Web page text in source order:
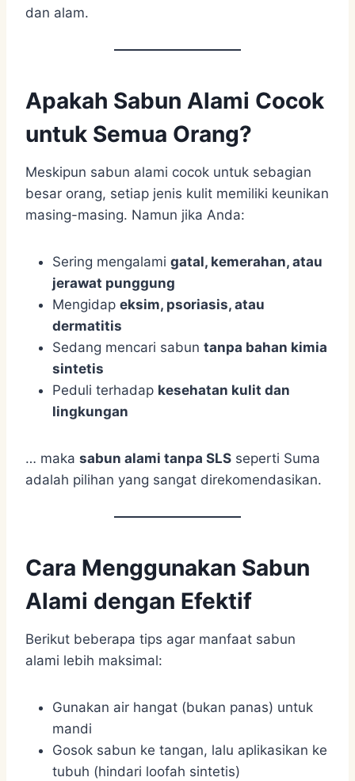
dan alam.
Apakah Sabun Alami Cocok
untuk Semua Orang?
Meskipun sabun alami cocok untuk sebagian
besar orang, setiap jenis kulit memiliki keunikan
masing-masing. Namun jika Anda:
Sering mengalami gatal, kemerahan, atau
jerawat punggung
Mengidap eksim, psoriasis, atau
dermatitis
Sedang mencari sabun tanpa bahan kimia
sintetis
Peduli terhadap kesehatan kulit dan
lingkungan
… maka sabun alami tanpa SLS seperti Suma
adalah pilihan yang sangat direkomendasikan.
Cara Menggunakan Sabun
Alami dengan Efektif
Berikut beberapa tips agar manfaat sabun
alami lebih maksimal:
Gunakan air hangat (bukan panas) untuk
mandi
Gosok sabun ke tangan, lalu aplikasikan ke
tubuh (hindari loofah sintetis)